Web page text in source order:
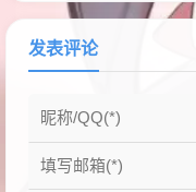
发表评论